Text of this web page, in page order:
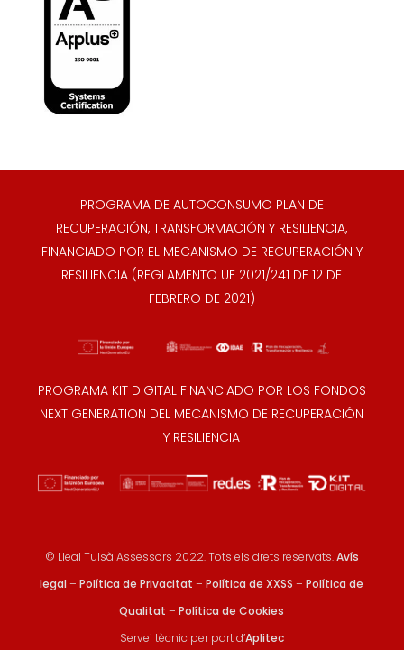
PROGRAMA DE AUTOCONSUMO PLAN DE
RECUPERACIÓN, TRANSFORMACIÓN Y RESILIENCIA,
FINANCIADO POR EL MECANISMO DE RECUPERACIÓN Y
RESILIENCIA (REGLAMENTO UE 2021/241 DE 12 DE
FEBRERO DE 2021)
PROGRAMA KIT DIGITAL FINANCIADO POR LOS FONDOS
NEXT GENERATION DEL MECANISMO DE RECUPERACIÓN
Y RESILIENCIA
© Lleal Tulsà Assessors 2022. Tots els drets reservats.Avís
legal–Política de Privacitat –Política de XXSS –Política de
Qualitat –Política de Cookies
Servei tècnic per part d’Aplitec